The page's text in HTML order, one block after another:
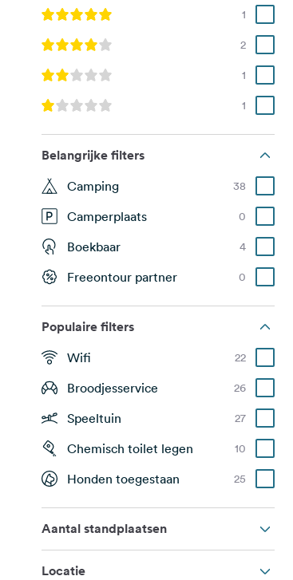
1
2
1
1
Belangrijke filters
Camping 38
Camperplaats 0
Boekbaar 4
Freeontour partner 0
Populaire filters
Wifi 22
Broodjesservice 26
Speeltuin 27
Chemisch toilet legen 10
Honden toegestaan 25
Aantal standplaatsen
Locatie